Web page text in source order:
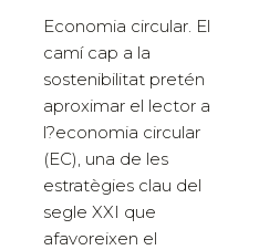
Economia circular. El
camí cap a la
sostenibilitat pretén
aproximar el lector a
l?economia circular
(EC), una de les
estratègies clau del
segle XXI que
afavoreixen el